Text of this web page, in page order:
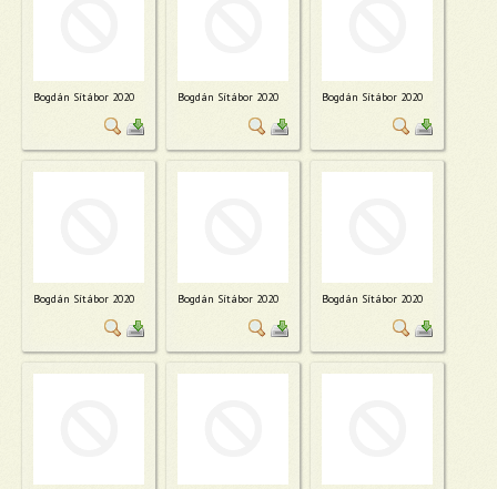
Bogdán Sítábor 2020 Bogdán Sítábor 2020 Bogdán Sítábor 2020
Bogdán Sítábor 2020 Bogdán Sítábor 2020 Bogdán Sítábor 2020